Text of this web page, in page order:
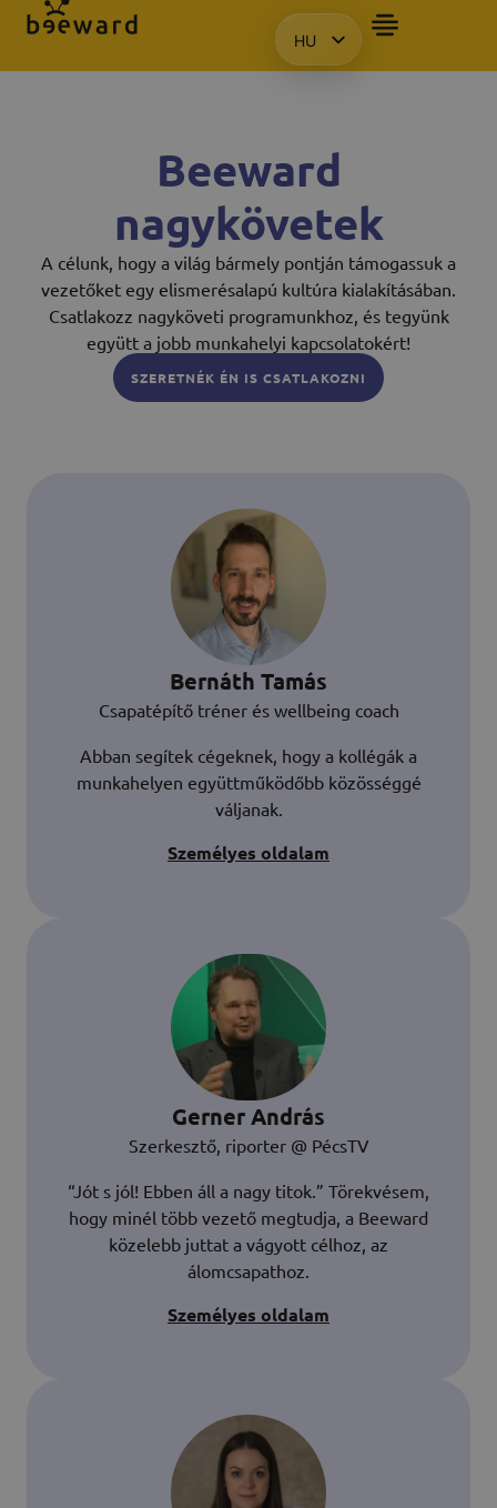
HU
EN
Beeward
nagykövetek
A célunk, hogy a világ bármely pontján támogassuk a
vezetőket egy elismerésalapú kultúra kialakításában.
Csatlakozz nagyköveti programunkhoz, és tegyünk
együtt a jobb munkahelyi kapcsolatokért!
SZERETNÉK ÉN IS CSATLAKOZNI
Bernáth Tamás
Csapatépítő tréner és wellbeing coach
Abban segítek cégeknek, hogy a kollégák a
munkahelyen együttműködőbb közösséggé
váljanak.
Személyes oldalam
Gerner András
Szerkesztő, riporter @ PécsTV
“Jót s jól! Ebben áll a nagy titok.” Törekvésem,
hogy minél több vezető megtudja, a Beeward
közelebb juttat a vágyott célhoz, az
álomcsapathoz.
Személyes oldalam